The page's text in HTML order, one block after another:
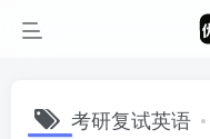
考研复试英语